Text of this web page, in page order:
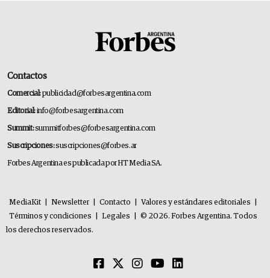
Contactos
Comercial:publicidad@forbesargentina.com
Editorial:info@forbesargentina.com
Summit:summitforbes@forbesargentina.com
Suscripciones:suscripciones@forbes.ar
Forbes Argentina es publicada por HT Media SA.
MediaKit Newsletter Contacto Valores y estándares editoriales
Términos y condiciones
Legales
© 2026. Forbes Argentina. Todos
los derechos reservados.